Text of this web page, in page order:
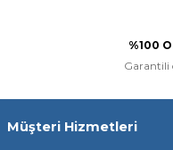
%100
Garantili
Müşteri Hizmetleri